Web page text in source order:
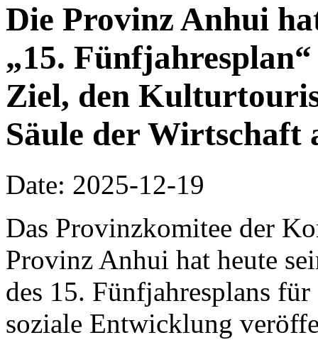
Die Provinz Anhui
„15.
Ziel, den
Säule der Wirtschaft
Date: 2025-12-19
Das Provinzkomitee der
Provinz Anhui hat heute
des 15. Fünfjahresplans
soziale Entwicklung